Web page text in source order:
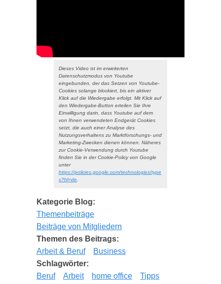
Dieses Video ist im erweiterten
Datenschutzmodus von Youtube
eingebunden, der das Setzen von Youtube-
Cookies solange blockiert, bis ein aktiver
Klick auf die Wiedergabe erfolgt. Mit Klick auf
den Wiedergabe-Button erteilen Sie Ihre
Einwilligung darin, dass Youtube auf dem
von Ihnen verwendeten Endgerät Cookies
setzt, die auch einer Analyse des
Nutzungsverhaltens zu Marktforschungs- und
Marketing-Zwecken dienen können. Näheres
zur Cookie-Verwendung durch Youtube
finden Sie in der Cookie-Policy von Google
unter
https://policies.google.com/technologies/type
s?hl=de
Kategorie Blog:
Themenbeiträge
Beiträge von Mitgliedern
Themen des Beitrags:
Arbeit & Beruf
Business
Schlagwörter:
Beruf
Arbeit home office
Tipps